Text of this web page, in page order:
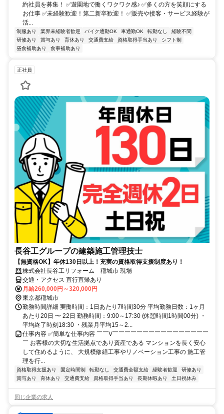
約社員を募集！ ✅遊園地で働くワクワク感♪ ✅多くの方を笑顔にする
お仕事 ✅未経験歓迎！第二新卒歓迎！ ✅販売や接客・サービス経験が
活...
制服あり 業界未経験者歓迎 バイク通勤OK 車通勤OK 転勤なし
経験不問
研修あり
賞与あり 育休あり 交通費支給 資格取得手当あり
シフト制
昼食補助あり
食事補助あり
正社員
長谷工グループの建築施工管理技士
【無資格OK】年休130日以上！充実の資格取得支援制度あり！
株式会社長谷工リフォーム 稲城市 現場
交通・アクセス 直行直帰あり
月給260,000円～320,000円
東京都稲城市
勤務時間詳細 実働時間：1日あたり7時間30分 平均勤務日数：1ヶ月
あたり20日 〜 22日 勤務時間：9:00～17:30 (休憩時間1時間00分) ・
平均終了時刻18:30 ・残業月平均15～2...
仕事内容 ✅簡単な仕事内容 ￣￣V￣￣￣￣￣￣￣￣￣￣￣￣￣￣￣￣
￣ お客様の大切な生活拠点であり資産である マンションを長く安心
して住めるように、 大規模修繕工事やリノベーション工事の 施工管
理を行...
資格取得支援あり 固定時間制 転勤なし 交通費全額支給 経験者歓迎
研修あり
賞与あり
育休あり 交通費支給 資格取得手当あり 長期休暇あり 土日祝休み
同じ企業の求人